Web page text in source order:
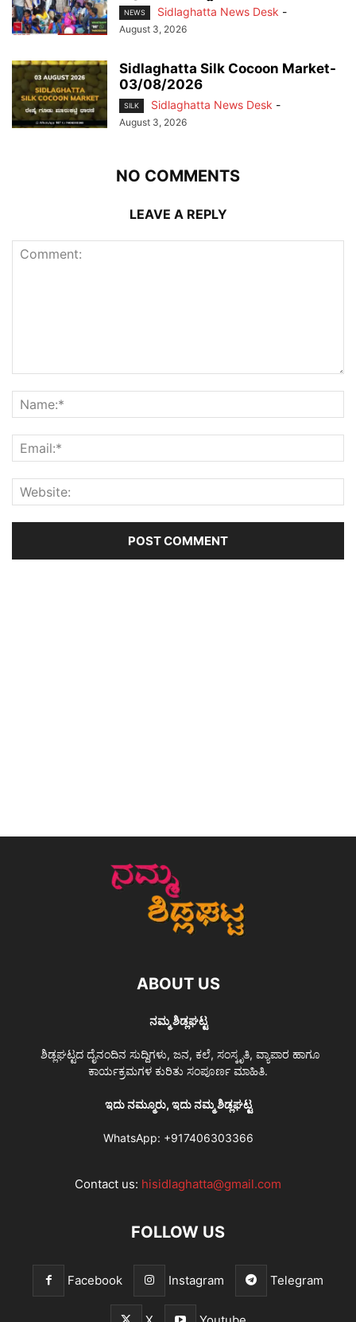
NEWS Sidlaghatta News Desk -
August 3, 2026
Sidlaghatta Silk Cocoon Market-
03/08/2026
SILK Sidlaghatta News Desk -
August 3, 2026
NO COMMENTS
LEAVE A REPLY
ABOUT US
ನಮ್ಮ ಶಿಡ್ಲಘಟ್ಟ
ಶಿಡ್ಲಘಟ್ಟದ ದೈನಂದಿನ ಸುದ್ದಿಗಳು, ಜನ, ಕಲೆ, ಸಂಸ್ಕೃತಿ, ವ್ಯಾಪಾರ ಹಾಗೂ
ಕಾರ್ಯಕ್ರಮಗಳ ಕುರಿತು ಸಂಪೂರ್ಣ ಮಾಹಿತಿ.
ಇದು ನಮ್ಮೂರು, ಇದು ನಮ್ಮ ಶಿಡ್ಲಘಟ್ಟ
WhatsApp: +917406303366
Contact us: hisidlaghatta@gmail.com
FOLLOW US
Facebook Instagram Telegram